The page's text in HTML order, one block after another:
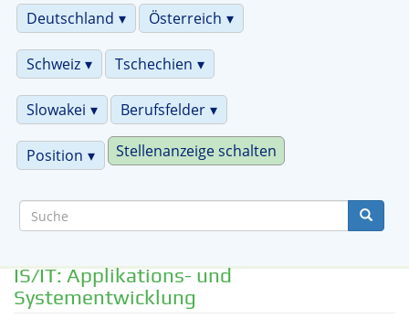
Deutschland
Österreich
Schweiz Tschechien
Slowakei Berufsfelder
Position Stellenanzeige schalten
IS/IT: Applikations- und
Systementwicklung